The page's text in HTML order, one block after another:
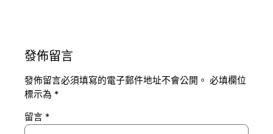
發佈留言
發佈留言必須填寫的電子郵件地址不會公開。 必填欄位
標示為 *
留言 *